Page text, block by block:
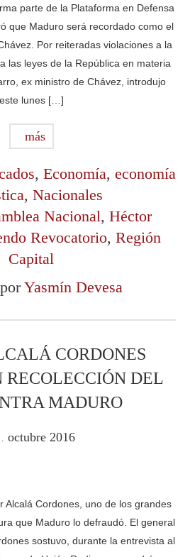
parte de la Plataforma en Defensa
que Maduro será recordado como el
Por reiteradas violaciones a la
las leyes de la República en materia
ex ministro de Chávez, introdujo
este lunes […]
más
, Economía, economía
, Nacionales
Nacional, Héctor
Revocatorio, Región
Capital
Yasmín Devesa
CORDONES
DEL
MADURO
. octubre 2016
Alcalá Cordones, uno de los grandes
que Maduro lo defraudó. El general
sostuvo, durante la entrevista al